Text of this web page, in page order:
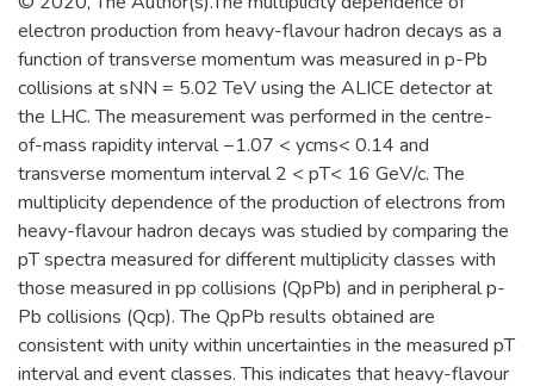
продолжению обучения в институтах
(САЕ и др.) и на факультетах
Университета; обеспечение
преемственности образовательных
программ общего среднего и высшего
образования; обеспечение высокого
качества довузовской подготовки
учащихся Предуниверситария и школ-
партнеров НИЯУ МИФИ за счет
интеграции основного и
дополнительного образования;
учебно-методическое руководство
общеобразовательными кафедрами
построения современных приборов на
​Наша основная цель – это создание и
развитие научно-образовательного
центра мирового уровня в области
наноструктурных материалов и
устройств электроники, спинтроники,
фотоники, а также создание
эффективной инновационной среды в
области СВЧ-электронной и
радиационно-стойкой компонентной
базы, источников ТГц излучения,
ионно-кластерных технологий
electron production from heavy-flavour hadron decays as a
function of transverse momentum was measured in p-Pb
collisions at sNN = 5.02 TeV using the ALICE detector at
the LHC. The measurement was performed in the centre-
of-mass rapidity interval −1.07 < ycms< 0.14 and
transverse momentum interval 2 < pT< 16 GeV/c. The
multiplicity dependence of the production of electrons from
heavy-flavour hadron decays was studied by comparing the
pT spectra measured for different multiplicity classes with
those measured in pp collisions (QpPb) and in peripheral p-
Pb collisions (Qcp). The QpPb results obtained are
consistent with unity within uncertainties in the measured pT
interval and event classes. This indicates that heavy-flavour